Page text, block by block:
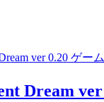
Dream ver